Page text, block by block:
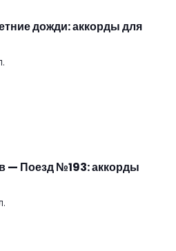
дожди: аккорды для
— Поезд №193: аккорды